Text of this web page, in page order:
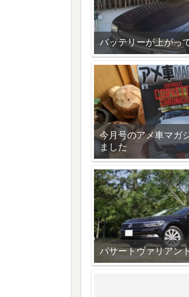
バッテリーが上がっ
今月号のアメ車マガ
ました
パサートヴァリアン